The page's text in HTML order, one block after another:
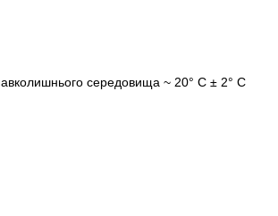
середовища ~ 20° C ± 2° С